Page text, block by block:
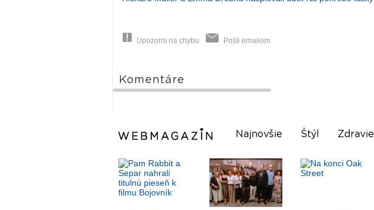
Upozorni na chybu Pošli emailom
Komentáre
Najnovšie Štýl Zdravie